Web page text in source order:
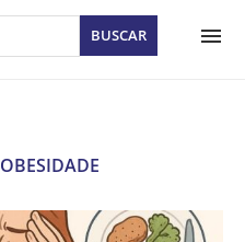
OBESIDADE